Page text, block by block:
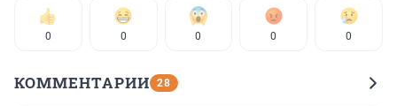
0 0 0 0 0
КОММЕНТАРИИ 28